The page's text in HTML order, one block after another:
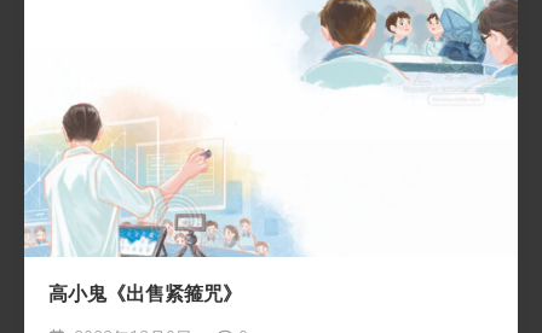
高小鬼《出售紧箍咒》